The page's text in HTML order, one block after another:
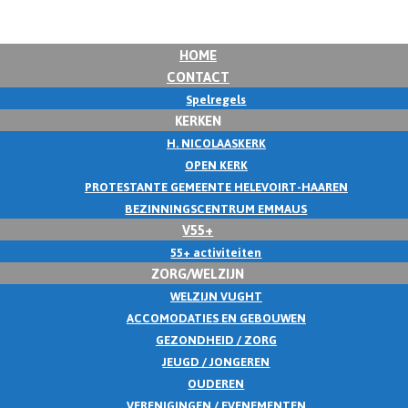
HOME
CONTACT
Spelregels
KERKEN
H. NICOLAASKERK
OPEN KERK
PROTESTANTE GEMEENTE HELEVOIRT-HAAREN
BEZINNINGSCENTRUM EMMAUS
V55+
55+ activiteiten
ZORG/WELZIJN
WELZIJN VUGHT
ACCOMODATIES EN GEBOUWEN
GEZONDHEID / ZORG
JEUGD / JONGEREN
OUDEREN